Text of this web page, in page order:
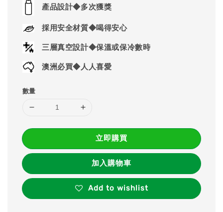
產品設計◆多次獲獎
採用安全材質◆喝得安心
三層真空設計◆保溫或保冷數時
澳洲必買◆人人喜愛
數量
立即購買
加入購物車
Add to wishlist